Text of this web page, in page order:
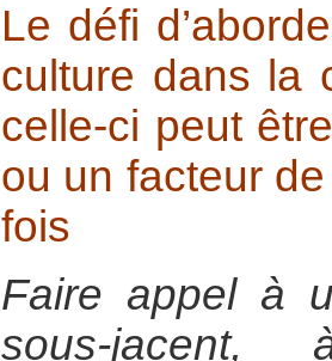
Le défi
culture dans la
celle-ci peut
ou un facteur
fois
Faire appel à
sous-jacent,